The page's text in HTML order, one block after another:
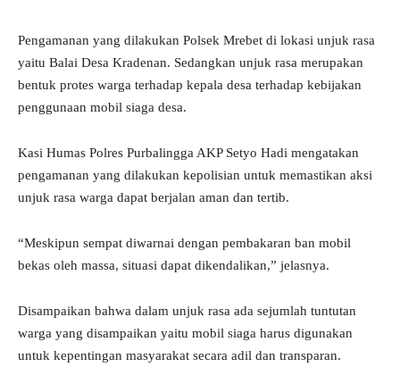
Pengamanan yang dilakukan Polsek Mrebet di lokasi unjuk rasa
yaitu Balai Desa Kradenan. Sedangkan unjuk rasa merupakan
bentuk protes warga terhadap kepala desa terhadap kebijakan
penggunaan mobil siaga desa.
Kasi Humas Polres Purbalingga AKP Setyo Hadi mengatakan
pengamanan yang dilakukan kepolisian untuk memastikan aksi
unjuk rasa warga dapat berjalan aman dan tertib.
“Meskipun sempat diwarnai dengan pembakaran ban mobil
bekas oleh massa, situasi dapat dikendalikan,” jelasnya.
Disampaikan bahwa dalam unjuk rasa ada sejumlah tuntutan
warga yang disampaikan yaitu mobil siaga harus digunakan
untuk kepentingan masyarakat secara adil dan transparan.